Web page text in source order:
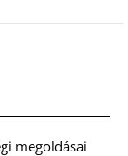
megoldásai